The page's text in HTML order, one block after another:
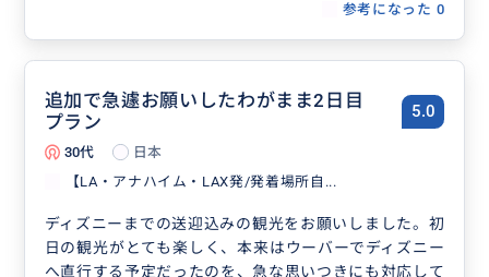
参考になった 0
追加で急遽お願いしたわがまま2日目
プラン
5.0
30代
日本
【LA・アナハイム・LAX発/発着場所自...
ディズニーまでの送迎込みの観光をお願いしました。初
日の観光がとても楽しく、本来はウーバーでディズニー
へ直行する予定だったのを、急な思いつきにも対応して